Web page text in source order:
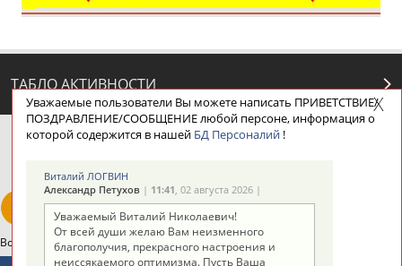
ТАБЛО АКТИВНОСТИ
ЦЕЛИ ПРОЕКТА НАШИ КНОПКИ
Вопросы сотрудничества и совместной деятельности
Уважаемые пользователи Вы можете написать ПРИВЕТСТВИЕ/
ПОЗДРАВЛЕНИЕ/СООБЩЕНИЕ любой персоне, информация о
которой содержится в нашей БД Персоналий!
Виталий ЛОГВИН
Александр Петухов| 11:41, 02 августа 2026 |
Уважаемый Виталий Николаевич!
От всей души желаю Вам неизменного
благополучия, прекрасного настроения и
неиссякаемого оптимизма. Пусть Ваша